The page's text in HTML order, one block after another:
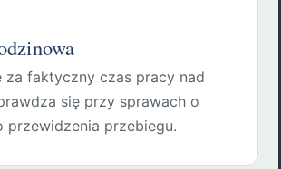
za faktyczny czas pracy nad
się przy sprawach o
przewidzenia przebiegu.